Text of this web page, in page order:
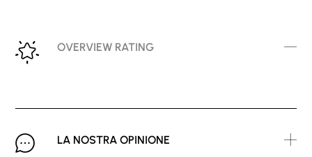
OVERVIEW RATING
LA NOSTRA OPINIONE